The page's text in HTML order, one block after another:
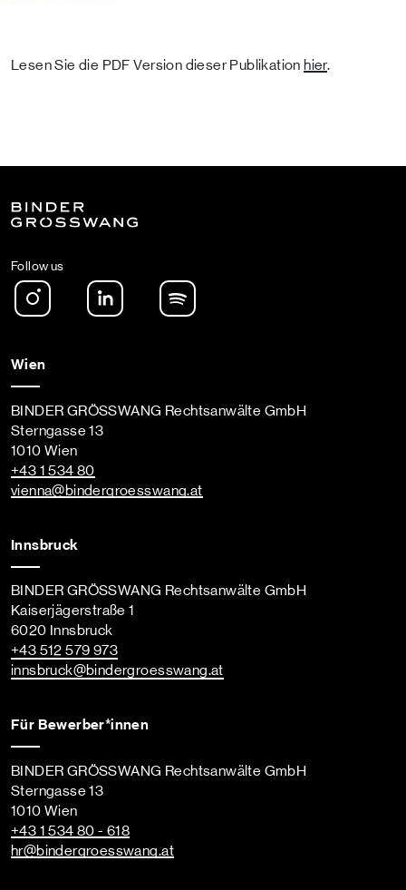
Lesen Sie die PDF Version dieser Publikation hier.
Follow us
Instagram LinkedIn
Wien
BINDER GRÖSSWANG Rechtsanwälte GmbH
Sterngasse 13
1010 Wien
+43 1 534 80
vienna@bindergroesswang.at
Innsbruck
BINDER GRÖSSWANG Rechtsanwälte GmbH
Kaiserjägerstraße 1
6020 Innsbruck
+43 512 579 973
innsbruck@bindergroesswang.at
Für Bewerber*innen
BINDER GRÖSSWANG Rechtsanwälte GmbH
Sterngasse 13
1010 Wien
+43 1 534 80 - 618
hr@bindergroesswang.at